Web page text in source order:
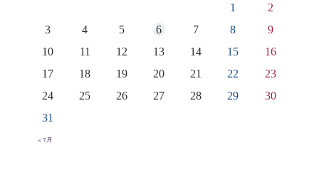
1
2
3
4 5 6 7 8
9
10
11 12 13 14 15
16
17
18 19 20 21 22
23
24
25 26 27 28 29
30
31
« 7月